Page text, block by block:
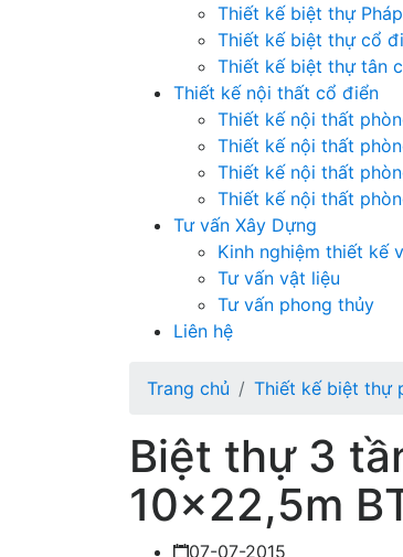
Thiết kế biệt thự Pháp
Thiết kế biệt thự cổ
Thiết kế biệt thự tân
Thiết kế nội thất cổ điển
Thiết kế nội thất
Thiết kế nội thất
Thiết kế nội thất
Thiết kế nội thất
Tư vấn Xây Dựng
Kinh nghiệm thiết kế
Tư vấn vật liệu
Tư vấn phong thủy
Liên hệ
Trang chủ Thiết kế biệt thự
Biệt thự 3
10x22,5m
07-07-2015